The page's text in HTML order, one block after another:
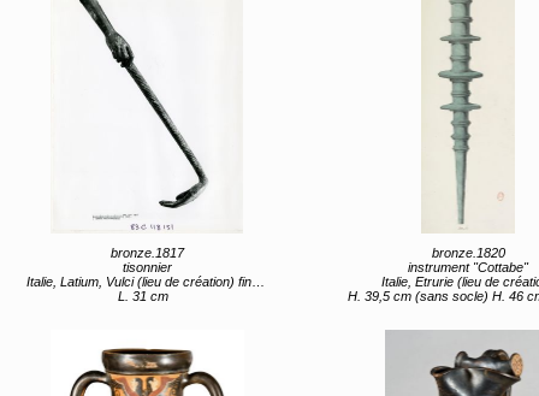
bronze.1817
tisonnier
Italie, Latium, Vulci (lieu de création) fin 5e siècle - début 4e av JC
L. 31 cm
bronze.1820
instrument "Cottabe"
Italie, Etrurie (lieu de
H. 39,5 cm (sans socle) H. 46 cm